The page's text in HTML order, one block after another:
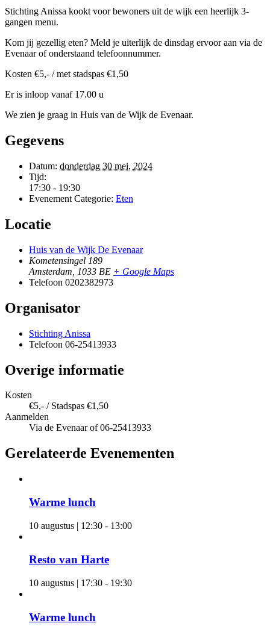
Stichting Anissa kookt voor bewoners uit de wijk een heerlijk 3-
gangen menu.
Kom jij gezellig eten? Meld je uiterlijk de dinsdag ervoor aan via de
Evenaar of onderstaand telefoonnummer.
Kosten €5,- / met stadspas €1,50
Er is inloop vanaf 17.00 u
We zien je graag in Huis van de Wijk de Evenaar.
Gegevens
Datum: donderdag 30 mei, 2024
Tijd:
17:30 - 19:30
Evenement Categorie: Eten
Locatie
Huis van de Wijk De Evenaar
Kometensingel 189
Amsterdam
1033 BE + Google Maps
Telefoon 0202382973
Organisator
Stichting Anissa
Telefoon 06-25413933
Overige informatie
Kosten
€5,- / Stadspas €1,50
Aanmelden
Via de Evenaar of 06-25413933
Gerelateerde Evenementen
Warme lunch
10 augustus | 12:30 - 13:00
Resto van Harte
10 augustus | 17:30 - 19:30
Warme lunch